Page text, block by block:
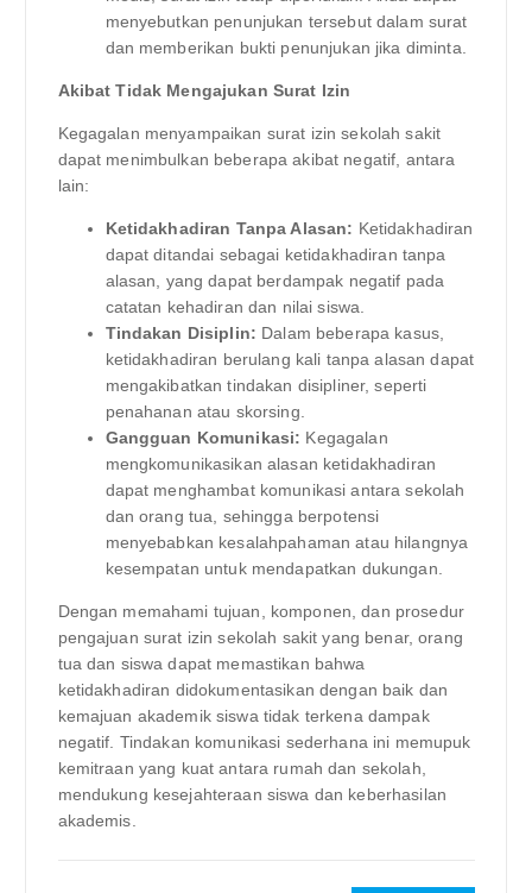
menyebutkan penunjukan tersebut dalam surat
dan memberikan bukti penunjukan jika diminta.
Akibat Tidak Mengajukan Surat Izin
Kegagalan menyampaikan surat izin sekolah sakit
dapat menimbulkan beberapa akibat negatif, antara
lain:
Ketidakhadiran Tanpa Alasan: Ketidakhadiran
dapat ditandai sebagai ketidakhadiran tanpa
alasan, yang dapat berdampak negatif pada
catatan kehadiran dan nilai siswa.
Tindakan Disiplin: Dalam beberapa kasus,
ketidakhadiran berulang kali tanpa alasan dapat
mengakibatkan tindakan disipliner, seperti
penahanan atau skorsing.
Gangguan Komunikasi: Kegagalan
mengkomunikasikan alasan ketidakhadiran
dapat menghambat komunikasi antara sekolah
dan orang tua, sehingga berpotensi
menyebabkan kesalahpahaman atau hilangnya
kesempatan untuk mendapatkan dukungan.
Dengan memahami tujuan, komponen, dan prosedur
pengajuan surat izin sekolah sakit yang benar, orang
tua dan siswa dapat memastikan bahwa
ketidakhadiran didokumentasikan dengan baik dan
kemajuan akademik siswa tidak terkena dampak
negatif. Tindakan komunikasi sederhana ini memupuk
kemitraan yang kuat antara rumah dan sekolah,
mendukung kesejahteraan siswa dan keberhasilan
akademis.